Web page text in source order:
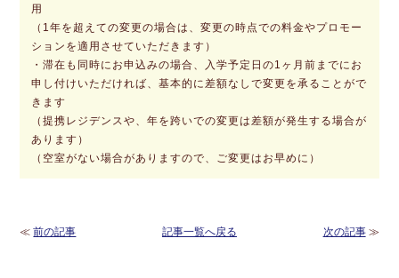
用
（1年を超えての変更の場合は、変更の時点での料金やプロモー
ションを適用させていただきます）
・滞在も同時にお申込みの場合、入学予定日の1ヶ月前までにお
申し付けいただければ、基本的に差額なしで変更を承ることがで
きます
（提携レジデンスや、年を跨いでの変更は差額が発生する場合が
あります）
（空室がない場合がありますので、ご変更はお早めに）
≪前の記事 記事一覧へ戻る 次の記事≫